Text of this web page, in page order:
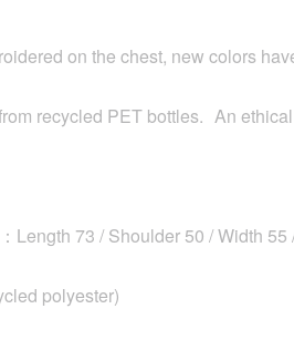
on the chest, new colors
recycled PET bottles. An
73 / Shoulder 50 / Width 55
polyester)